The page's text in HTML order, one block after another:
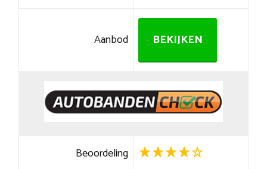
Aanbod BEKIJKEN
Beoordeling